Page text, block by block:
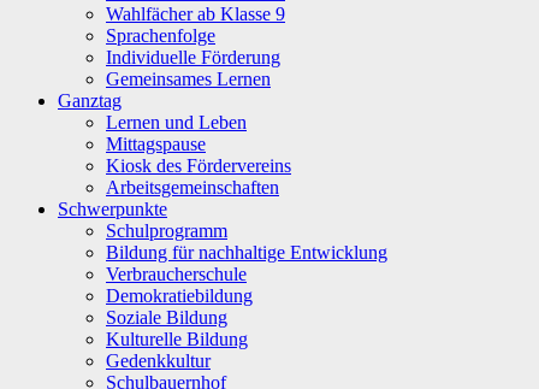
Wahlfächer ab Klasse 9
Sprachenfolge
Individuelle Förderung
Gemeinsames Lernen
Ganztag
Lernen und Leben
Mittagspause
Kiosk des Fördervereins
Arbeitsgemeinschaften
Schwerpunkte
Schulprogramm
Bildung für nachhaltige Entwicklung
Verbraucherschule
Demokratiebildung
Soziale Bildung
Kulturelle Bildung
Gedenkkultur
Schulbauernhof